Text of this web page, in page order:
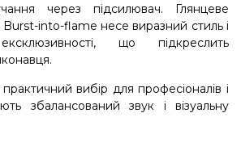
через підсилювач. Глянцеве
Burst-into-flame несе виразний стиль і
що підкреслить
вибір для професіоналів і
збалансований звук і візуальну